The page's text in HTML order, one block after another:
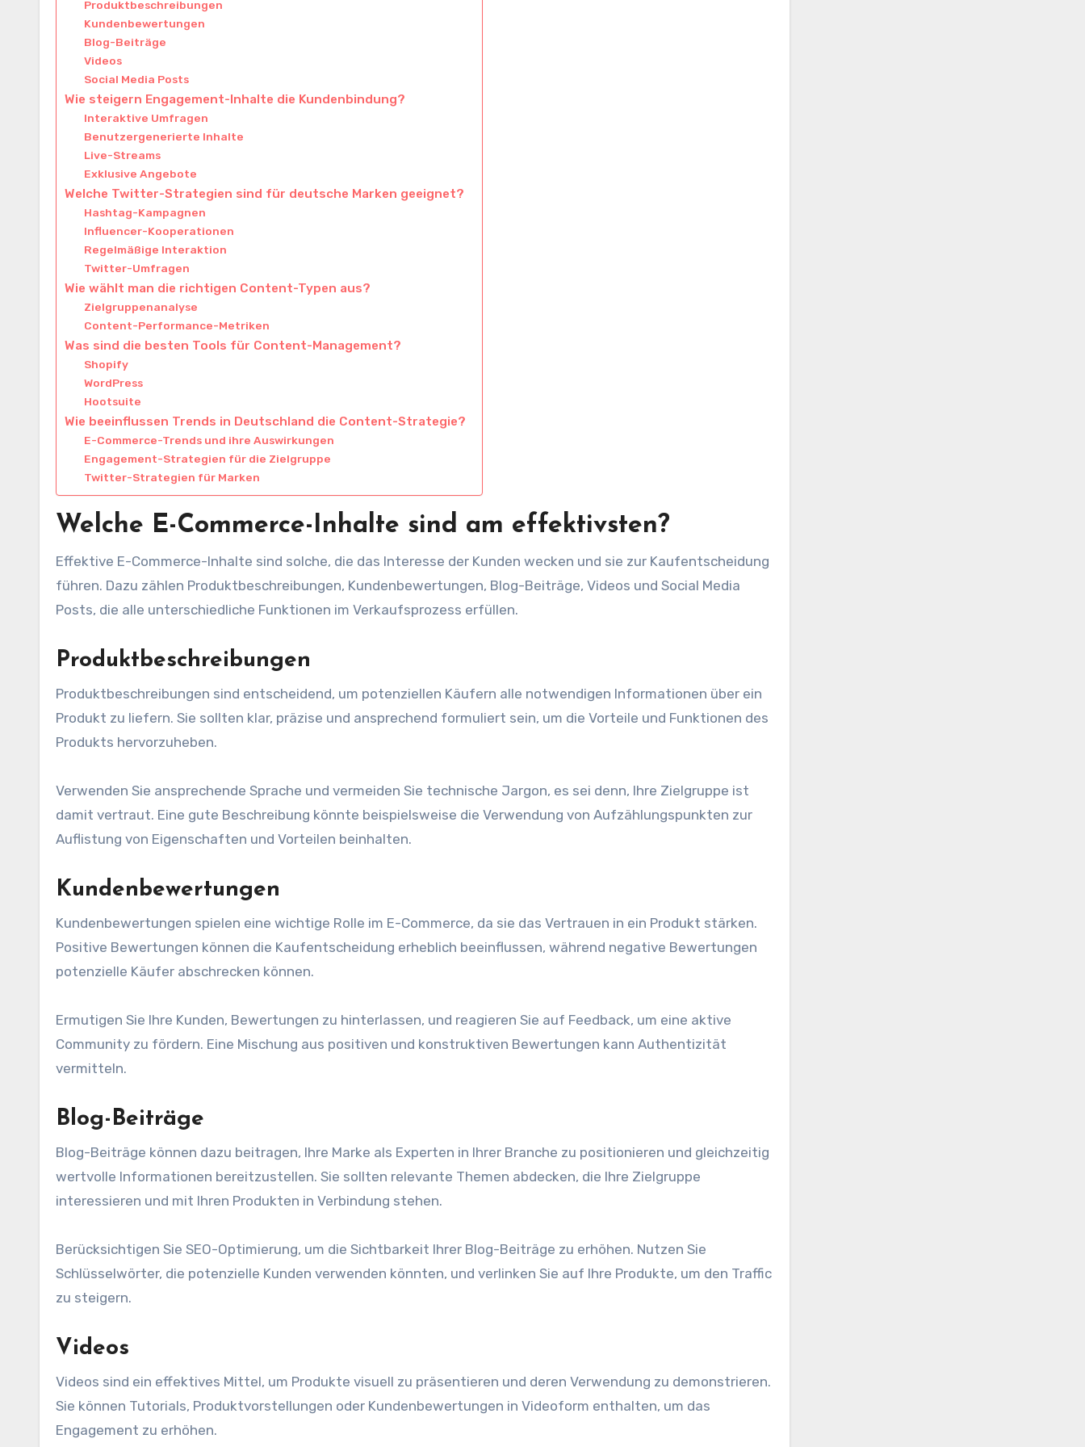
Produktbeschreibungen
Kundenbewertungen
Blog-Beiträge
Videos
Social Media Posts
Wie steigern Engagement-Inhalte die Kundenbindung?
Interaktive Umfragen
Benutzergenerierte Inhalte
Live-Streams
Exklusive Angebote
Welche Twitter-Strategien sind für deutsche Marken geeignet?
Hashtag-Kampagnen
Influencer-Kooperationen
Regelmäßige Interaktion
Twitter-Umfragen
Wie wählt man die richtigen Content-Typen aus?
Zielgruppenanalyse
Content-Performance-Metriken
Was sind die besten Tools für Content-Management?
Shopify
WordPress
Hootsuite
Wie beeinflussen Trends in Deutschland die Content-Strategie?
E-Commerce-Trends und ihre Auswirkungen
Engagement-Strategien für die Zielgruppe
Twitter-Strategien für Marken
Welche E-Commerce-Inhalte sind am effektivsten?
Effektive E-Commerce-Inhalte sind solche, die das Interesse der Kunden wecken und sie zur Kaufentscheidung
führen. Dazu zählen Produktbeschreibungen, Kundenbewertungen, Blog-Beiträge, Videos und Social Media
Posts, die alle unterschiedliche Funktionen im Verkaufsprozess erfüllen.
Produktbeschreibungen
Produktbeschreibungen sind entscheidend, um potenziellen Käufern alle notwendigen Informationen über ein
Produkt zu liefern. Sie sollten klar, präzise und ansprechend formuliert sein, um die Vorteile und Funktionen des
Produkts hervorzuheben.
Verwenden Sie ansprechende Sprache und vermeiden Sie technische Jargon, es sei denn, Ihre Zielgruppe ist
damit vertraut. Eine gute Beschreibung könnte beispielsweise die Verwendung von Aufzählungspunkten zur
Auflistung von Eigenschaften und Vorteilen beinhalten.
Kundenbewertungen
Kundenbewertungen spielen eine wichtige Rolle im E-Commerce, da sie das Vertrauen in ein Produkt stärken.
Positive Bewertungen können die Kaufentscheidung erheblich beeinflussen, während negative Bewertungen
potenzielle Käufer abschrecken können.
Ermutigen Sie Ihre Kunden, Bewertungen zu hinterlassen, und reagieren Sie auf Feedback, um eine aktive
Community zu fördern. Eine Mischung aus positiven und konstruktiven Bewertungen kann Authentizität
vermitteln.
Blog-Beiträge
Blog-Beiträge können dazu beitragen, Ihre Marke als Experten in Ihrer Branche zu positionieren und gleichzeitig
wertvolle Informationen bereitzustellen. Sie sollten relevante Themen abdecken, die Ihre Zielgruppe
interessieren und mit Ihren Produkten in Verbindung stehen.
Berücksichtigen Sie SEO-Optimierung, um die Sichtbarkeit Ihrer Blog-Beiträge zu erhöhen. Nutzen Sie
Schlüsselwörter, die potenzielle Kunden verwenden könnten, und verlinken Sie auf Ihre Produkte, um den Traffic
zu steigern.
Videos
Videos sind ein effektives Mittel, um Produkte visuell zu präsentieren und deren Verwendung zu demonstrieren.
Sie können Tutorials, Produktvorstellungen oder Kundenbewertungen in Videoform enthalten, um das
Engagement zu erhöhen.